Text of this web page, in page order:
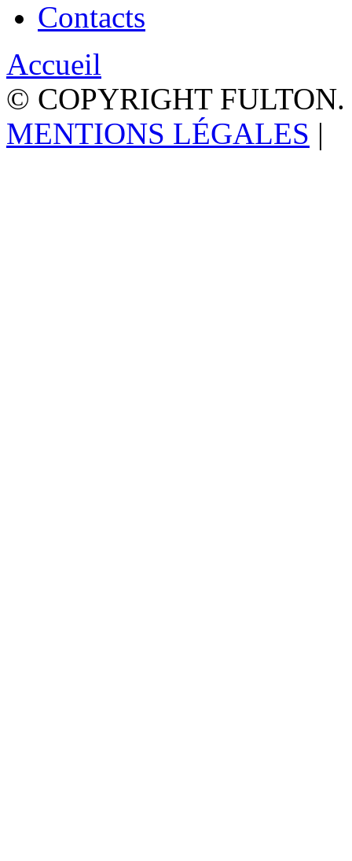
Contacts
Accueil
© COPYRIGHT
MENTIONS LÉGALES |